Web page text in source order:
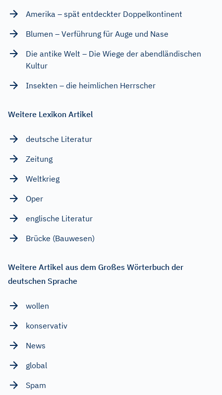
Amerika – spät entdeckter Doppelkontinent
Blumen – Verführung für Auge und Nase
Die antike Welt – Die Wiege der abendländischen
Kultur
Insekten – die heimlichen Herrscher
Weitere Lexikon Artikel
deutsche Literatur
Zeitung
Weltkrieg
Oper
englische Literatur
Brücke (Bauwesen)
Weitere Artikel aus dem Großes Wörterbuch der
deutschen Sprache
wollen
konservativ
News
global
Spam